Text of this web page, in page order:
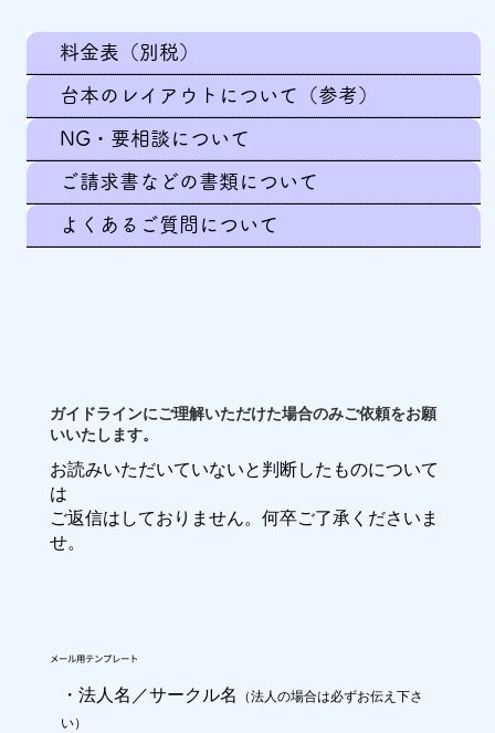
料金表（別税）
台本のレイアウトについて（参考）
NG・要相談について
ご請求書などの書類について
よくあるご質問について
メール用テンプレート
・法人名／サークル名 （法人の場合は必ずお伝え下さ
い）
​ガイドラインにご理解いただけた場合のみご依頼をお願
いいたします。
お読みいただいていないと判断したものについて
は
​ご返信はしておりません。何卒ご了承くださいま
せ。